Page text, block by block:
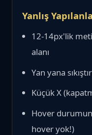
Yanlış
12-14px'lik
alanı
Yan yana
Küçük X
Hover
hover yok!)